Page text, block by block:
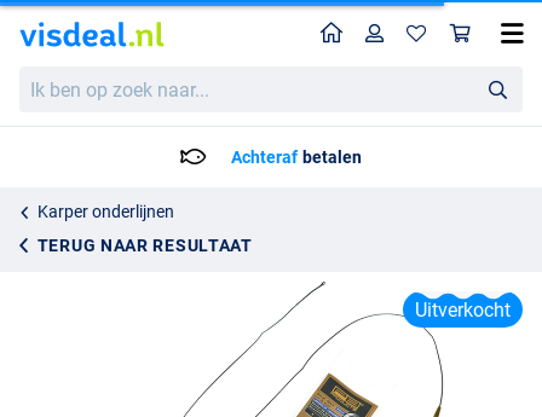
ben
HomeProfiel
Achteraf betalen
Karper onderlijnen
TERUG NAAR RESULTAAT
PB Products R2G Clip SR Leader + 2 Shot On The Hook Rigs
14.49
Uitverkocht